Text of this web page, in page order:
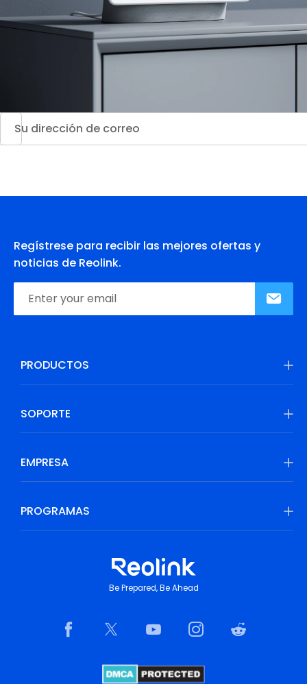
Regístrese para recibir las mejores ofertas y
noticias de Reolink.
PRODUCTOS
SOPORTE
EMPRESA
PROGRAMAS
Be Prepared, Be Ahead